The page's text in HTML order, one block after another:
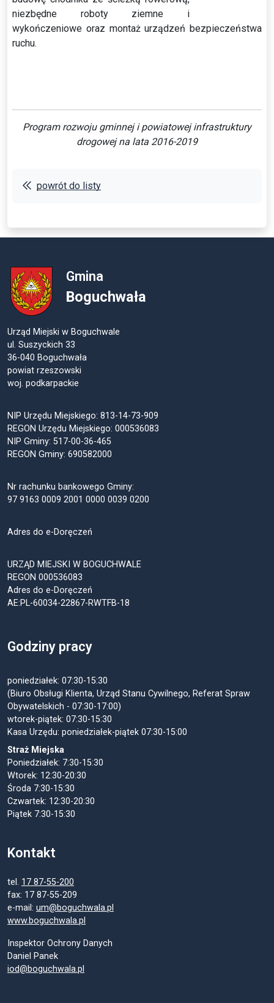
niezbędne roboty ziemne i
wykończeniowe oraz montaż urządzeń bezpieczeństwa
ruchu.
Program rozwoju gminnej i powiatowej infrastruktury
drogowej na lata 2016-2019
powrót do listy
Gmina
Boguchwała
Urząd Miejski w Boguchwale
ul. Suszyckich 33
36-040 Boguchwała
powiat rzeszowski
woj. podkarpackie
NIP Urzędu Miejskiego: 813-14-73-909
REGON Urzędu Miejskiego: 000536083
NIP Gminy: 517-00-36-465
REGON Gminy: 690582000
Nr rachunku bankowego Gminy:
97 9163 0009 2001 0000 0039 0200
Adres do e-Doręczeń
URZĄD MIEJSKI W BOGUCHWALE
REGON 000536083
Adres do e-Doręczeń
AE:PL-60034-22867-RWTFB-18
Godziny pracy
poniedziałek: 07:30-15:30
(Biuro Obsługi Klienta, Urząd Stanu Cywilnego, Referat Spraw
Obywatelskich - 07:30-17:00)
wtorek-piątek: 07:30-15:30
Kasa Urzędu: poniedziałek-piątek 07:30-15:00
Straż Miejska
Poniedziałek: 7:30-15:30
Wtorek: 12:30-20:30
Środa 7:30-15:30
Czwartek: 12:30-20:30
Piątek 7:30-15:30
Kontakt
tel. 17 87-55-200
fax: 17 87-55-209
e-mail: um@boguchwala.pl
www.boguchwala.pl
Inspektor Ochrony Danych
Daniel Panek
iod@boguchwala.pl